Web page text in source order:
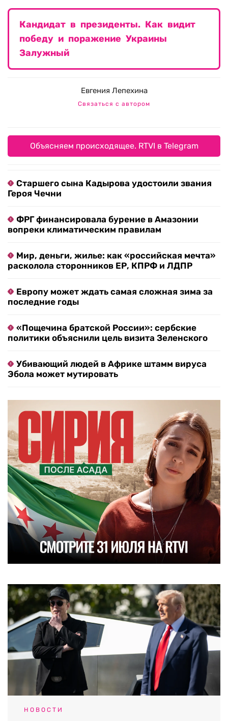
Кандидат в президенты. Как видит
победу и поражение Украины
Залужный
Евгения Лепехина
Связаться с автором
Объясняем происходящее. RTVI в Telegram
Старшего сына Кадырова удостоили звания
Героя Чечни
ФРГ финансировала бурение в Амазонии
вопреки климатическим правилам
Мир, деньги, жилье: как «российская мечта»
расколола сторонников ЕР, КПРФ и ЛДПР
Европу может ждать самая сложная зима за
последние годы
«Пощечина братской России»: сербские
политики объяснили цель визита Зеленского
Убивающий людей в Африке штамм вируса
Эбола может мутировать
НОВОСТИ